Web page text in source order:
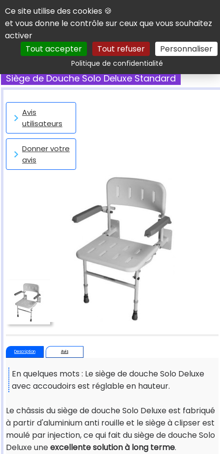
Panneau de gestion des cookies
Ce site utilise des cookies 🍪
et vous donne le contrôle sur ceux que vous souhaitez
activer
Tout accepter
Tout refuser Personnaliser
Politique de confidentialitéRechercher
Siège de Douche Solo Deluxe Standard
Avis
utilisateurs
Donner votre
avis
Description Avis
En quelques mots : Le siège de douche Solo Deluxe
avec accoudoirs est réglable en hauteur.
Le châssis du siège de douche Solo Deluxe est fabriqué
à partir d'aluminium anti rouille et le siège à clipser est
moulé par injection, ce qui fait du siège de douche Solo
Deluxe uneexcellente solution à long terme.